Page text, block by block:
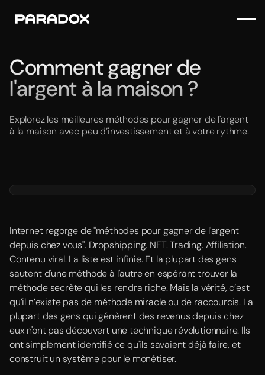
Comment gagner de
l'argent à la maison ?
Explorez les meilleures méthodes pour gagner de l'argent
à la maison avec peu d’investissement et à votre rythme.
Internet regorge de "méthodes pour gagner de l'argent
depuis chez vous". Dropshipping. NFT. Trading. Affiliation.
Contenu viral. La liste est infinie. Et la plupart des gens
sautent d'une méthode à l'autre en espérant trouver la
méthode secrète qui les rendra riche. Mais la vérité, c’est
qu’il n’existe pas de méthode miracle ou de raccourcis. La
plupart des gens qui génèrent des revenus depuis chez
eux n'ont pas découvert une technique révolutionnaire. Ils
ont simplement identifié ce qu'ils savaient déjà faire, et
construit un système pour le monétiser.